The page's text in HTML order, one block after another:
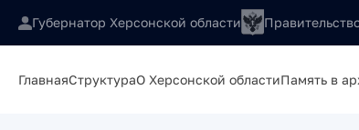
Губернатор Херсонской области
ГлавнаяСтруктураО Херсонской областиПамять в